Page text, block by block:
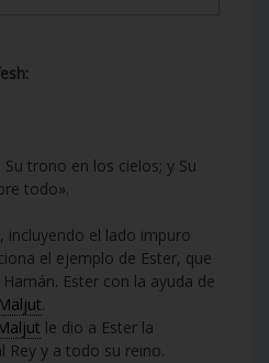
trono en los cielos; y Su
todo».
incluyendo el lado impuro
el ejemplo de Ester, que
Ester con la ayuda de
Maljut.
le dio a Ester la
Rey y a todo su reino.